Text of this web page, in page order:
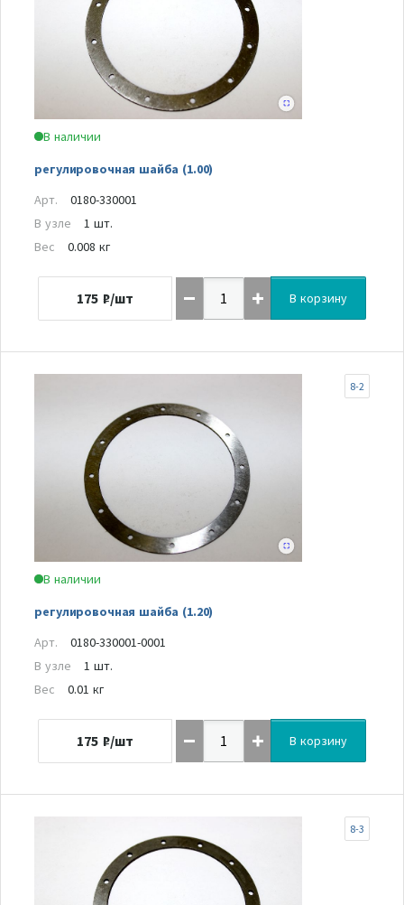
В наличии
регулировочная шайба (1.00)
Арт.
0180-330001
В узле
1 шт.
Вес
0.008 кг
175 ₽/шт В корзину
В наличии
регулировочная шайба (1.20)
8-2
Арт.
0180-330001-0001
В узле
1 шт.
Вес
0.01 кг
175 ₽/шт В корзину
8-3